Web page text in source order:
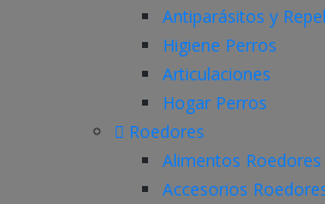
Antiparásitos y
Higiene Perros
Articulaciones
Hogar Perros
Roedores
Alimentos Roedores
Accesorios